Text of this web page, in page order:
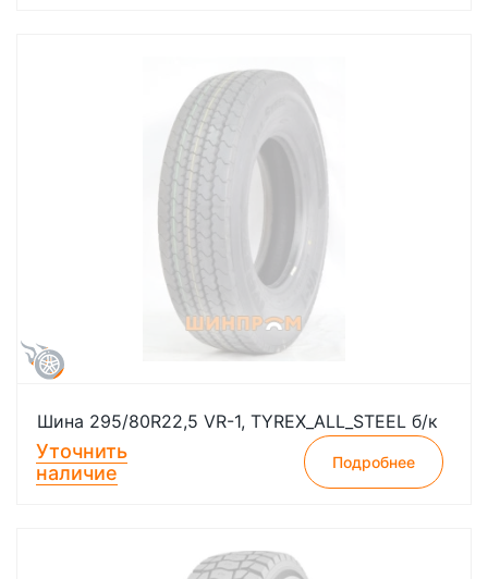
Шина 295/80R22,5 VR-1, TYREX_ALL_STEEL б/к
Уточнить
наличие
Подробнее